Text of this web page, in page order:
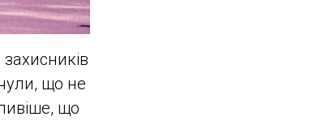
що не
що